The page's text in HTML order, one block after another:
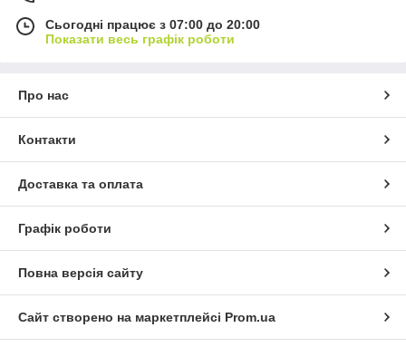
Сьогодні працює з 07:00 до 20:00
Показати весь графік роботи
Про нас
Контакти
Доставка та оплата
Графік роботи
Повна версія сайту
Сайт створено на маркетплейсі Prom.ua